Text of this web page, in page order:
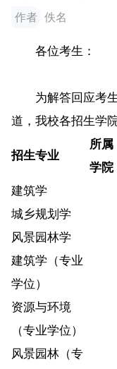
询通道，我校各招
招生专业所属学院电
作者 佚名
各位考生：
为解答回应考生
道，我校各招生学
招生专业
所属
学院
建筑学
城乡规划学
风景园林学
建筑学（专业
学位）
资源与环境
（专业学位）
风景园林（专